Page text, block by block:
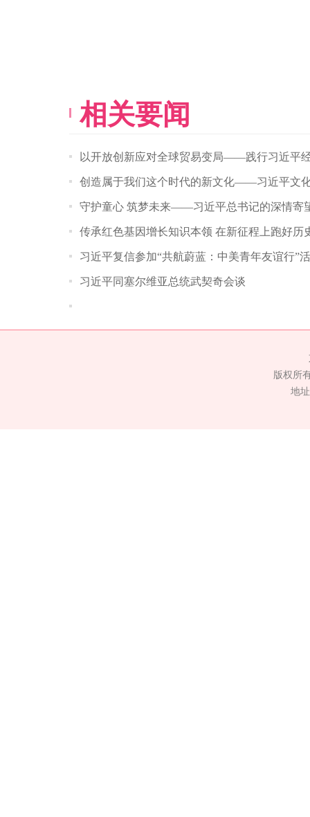
相关要闻
以开放创新应对全球贸易变局——践行习近平
创造属于我们这个时代的新文化——习近平文
守护童心 筑梦未来——习近平总书记的深情寄
传承红色基因增长知识本领 在新征程上跑好历
习近平复信参加“共航蔚蓝：中美青年友谊行”
习近平同塞尔维亚总统武契奇会谈
版权所
地